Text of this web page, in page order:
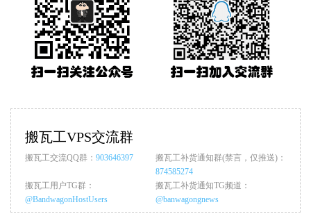
搬瓦工VPS交流群
搬瓦工交流QQ群： 903646397
搬瓦工补货通知群(禁言，仅推送)：
874585274
搬瓦工用户TG群：
@BandwagonHostUsers
搬瓦工补货通知TG频道：
@banwagongnews